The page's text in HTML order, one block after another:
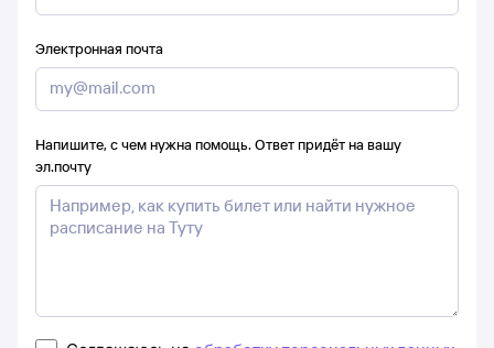
Электронная почта
Напишите, с чем нужна помощь. Ответ придёт на вашу
эл.почту